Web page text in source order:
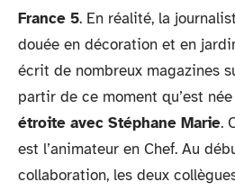
France 5. En réalité, la
douée en décoration et en
écrit de nombreux magazines
partir de ce moment qu’est née
étroite avec Stéphane Marie.
est l’animateur en Chef. Au
collaboration, les deux